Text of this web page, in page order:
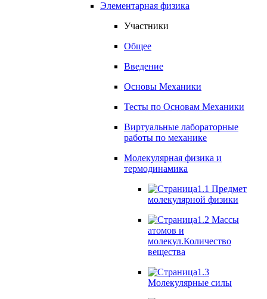
Элементарная физика
Участники
Общее
Введение
Основы Механики
Тесты по Основам Механики
Виртуальные лабораторные
работы по механике
Молекулярная физика и
термодинамика
1.1 Предмет
молекулярной физики
1.2 Массы
атомов и
молекул.Количество
вещества
1.3
Молекулярные силы